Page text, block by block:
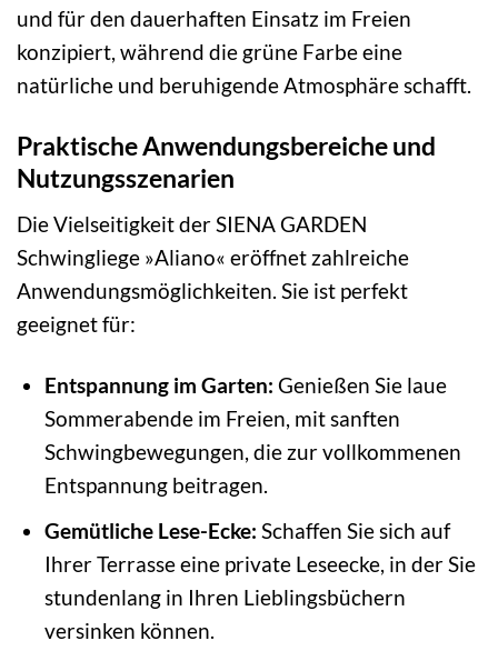
und für den dauerhaften Einsatz im Freien
konzipiert, während die grüne Farbe eine
natürliche und beruhigende Atmosphäre schafft.
Praktische Anwendungsbereiche und
Nutzungsszenarien
Die Vielseitigkeit der SIENA GARDEN
Schwingliege »Aliano« eröffnet zahlreiche
Anwendungsmöglichkeiten. Sie ist perfekt
geeignet für:
Entspannung im Garten: Genießen Sie laue
Sommerabende im Freien, mit sanften
Schwingbewegungen, die zur vollkommenen
Entspannung beitragen.
Gemütliche Lese-Ecke: Schaffen Sie sich auf
Ihrer Terrasse eine private Leseecke, in der Sie
stundenlang in Ihren Lieblingsbüchern
versinken können.